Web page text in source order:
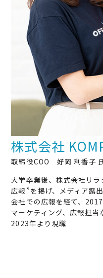
株式会社
取締役COO 好岡 利香子
大学卒業後、株式会社リ
広報”を掲げ、メディア露
会社での広報を経て、
マーケティング、広報担当
2023年より現職